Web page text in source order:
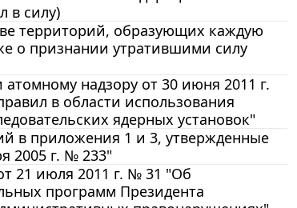
в силу)
территорий, образующих каждую
о признании утратившими силу
надзору от 30 июня 2011 г.
в области использования
ядерных установок"
в приложения 1 и 3, утвержденные
2005 г. № 233"
21 июля 2011 г. № 31 "Об
программ Президента